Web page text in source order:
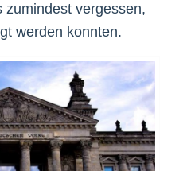
zumindest vergessen,
werden konnten.